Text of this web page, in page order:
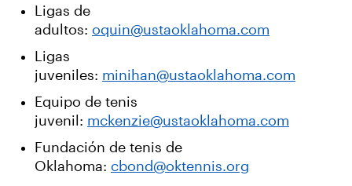
Ligas de
adultos: oquin@ustaoklahoma.com
Ligas
juveniles: minihan@ustaoklahoma.com
Equipo de tenis
juvenil: mckenzie@ustaoklahoma.com
Fundación de tenis de
Oklahoma: cbond@oktennis.org